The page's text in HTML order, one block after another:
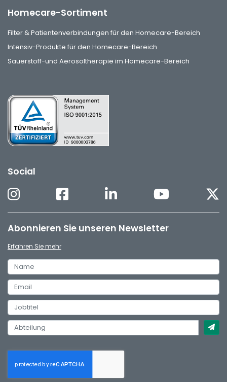
Homecare-Sortiment
Filter & Patientenverbindungen für den Homecare-Bereich
Intensiv-Produkte für den Homecare-Bereich
Sauerstoff-und Aerosoltherapie im Homecare-Bereich
Social
Abonnieren Sie unseren Newsletter
Erfahren Sie mehr